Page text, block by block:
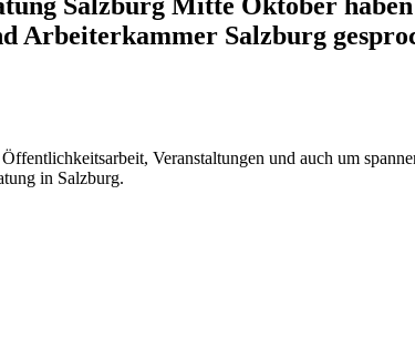
Arbeiterkammer Salzburg
Veranstaltungen und auch um
in Salzburg.